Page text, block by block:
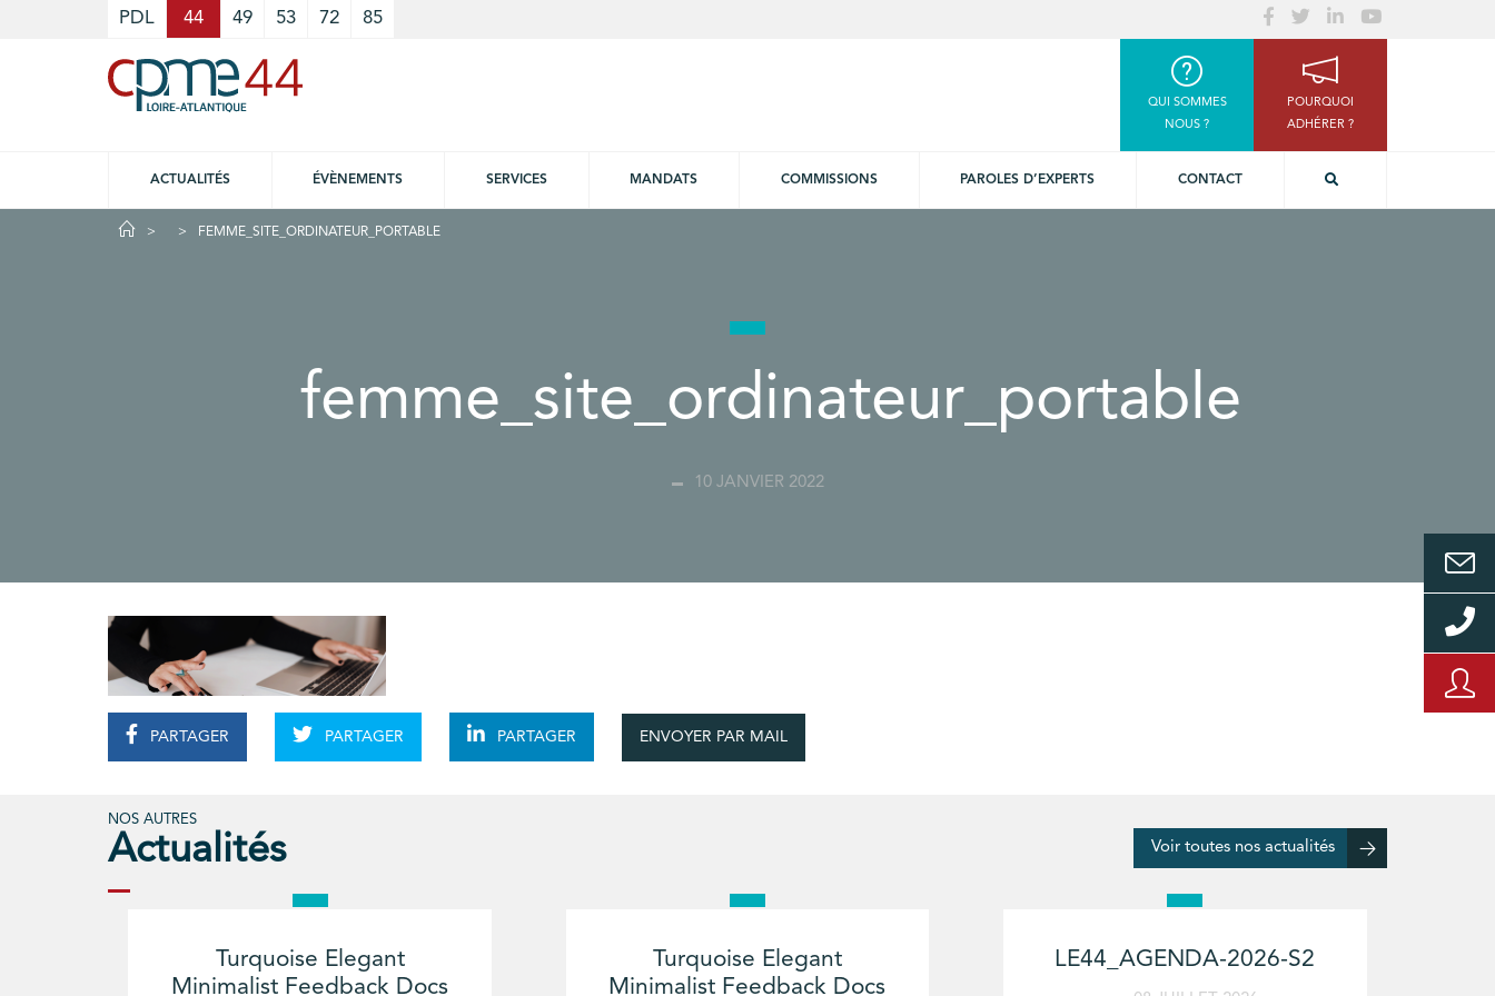
PDL 44 49 53 72 85
QUI SOMMES
NOUS ?
POURQUOI
ADHÉRER ?
ACTUALITÉS ÉVÈNEMENTS SERVICES MANDATS COMMISSIONS PAROLES D’EXPERTS CONTACT
FEMME_SITE_ORDINATEUR_PORTABLE
femme_site_ordinateur_portable
10 JANVIER 2022
PARTAGER PARTAGER PARTAGER ENVOYER PAR MAIL
NOS AUTRES
Actualités Voir toutes nos actualités
Turquoise Elegant
Minimalist Feedback Docs
Turquoise Elegant
Minimalist Feedback Docs
LE44_AGENDA-2026-S2
Cookies management panel